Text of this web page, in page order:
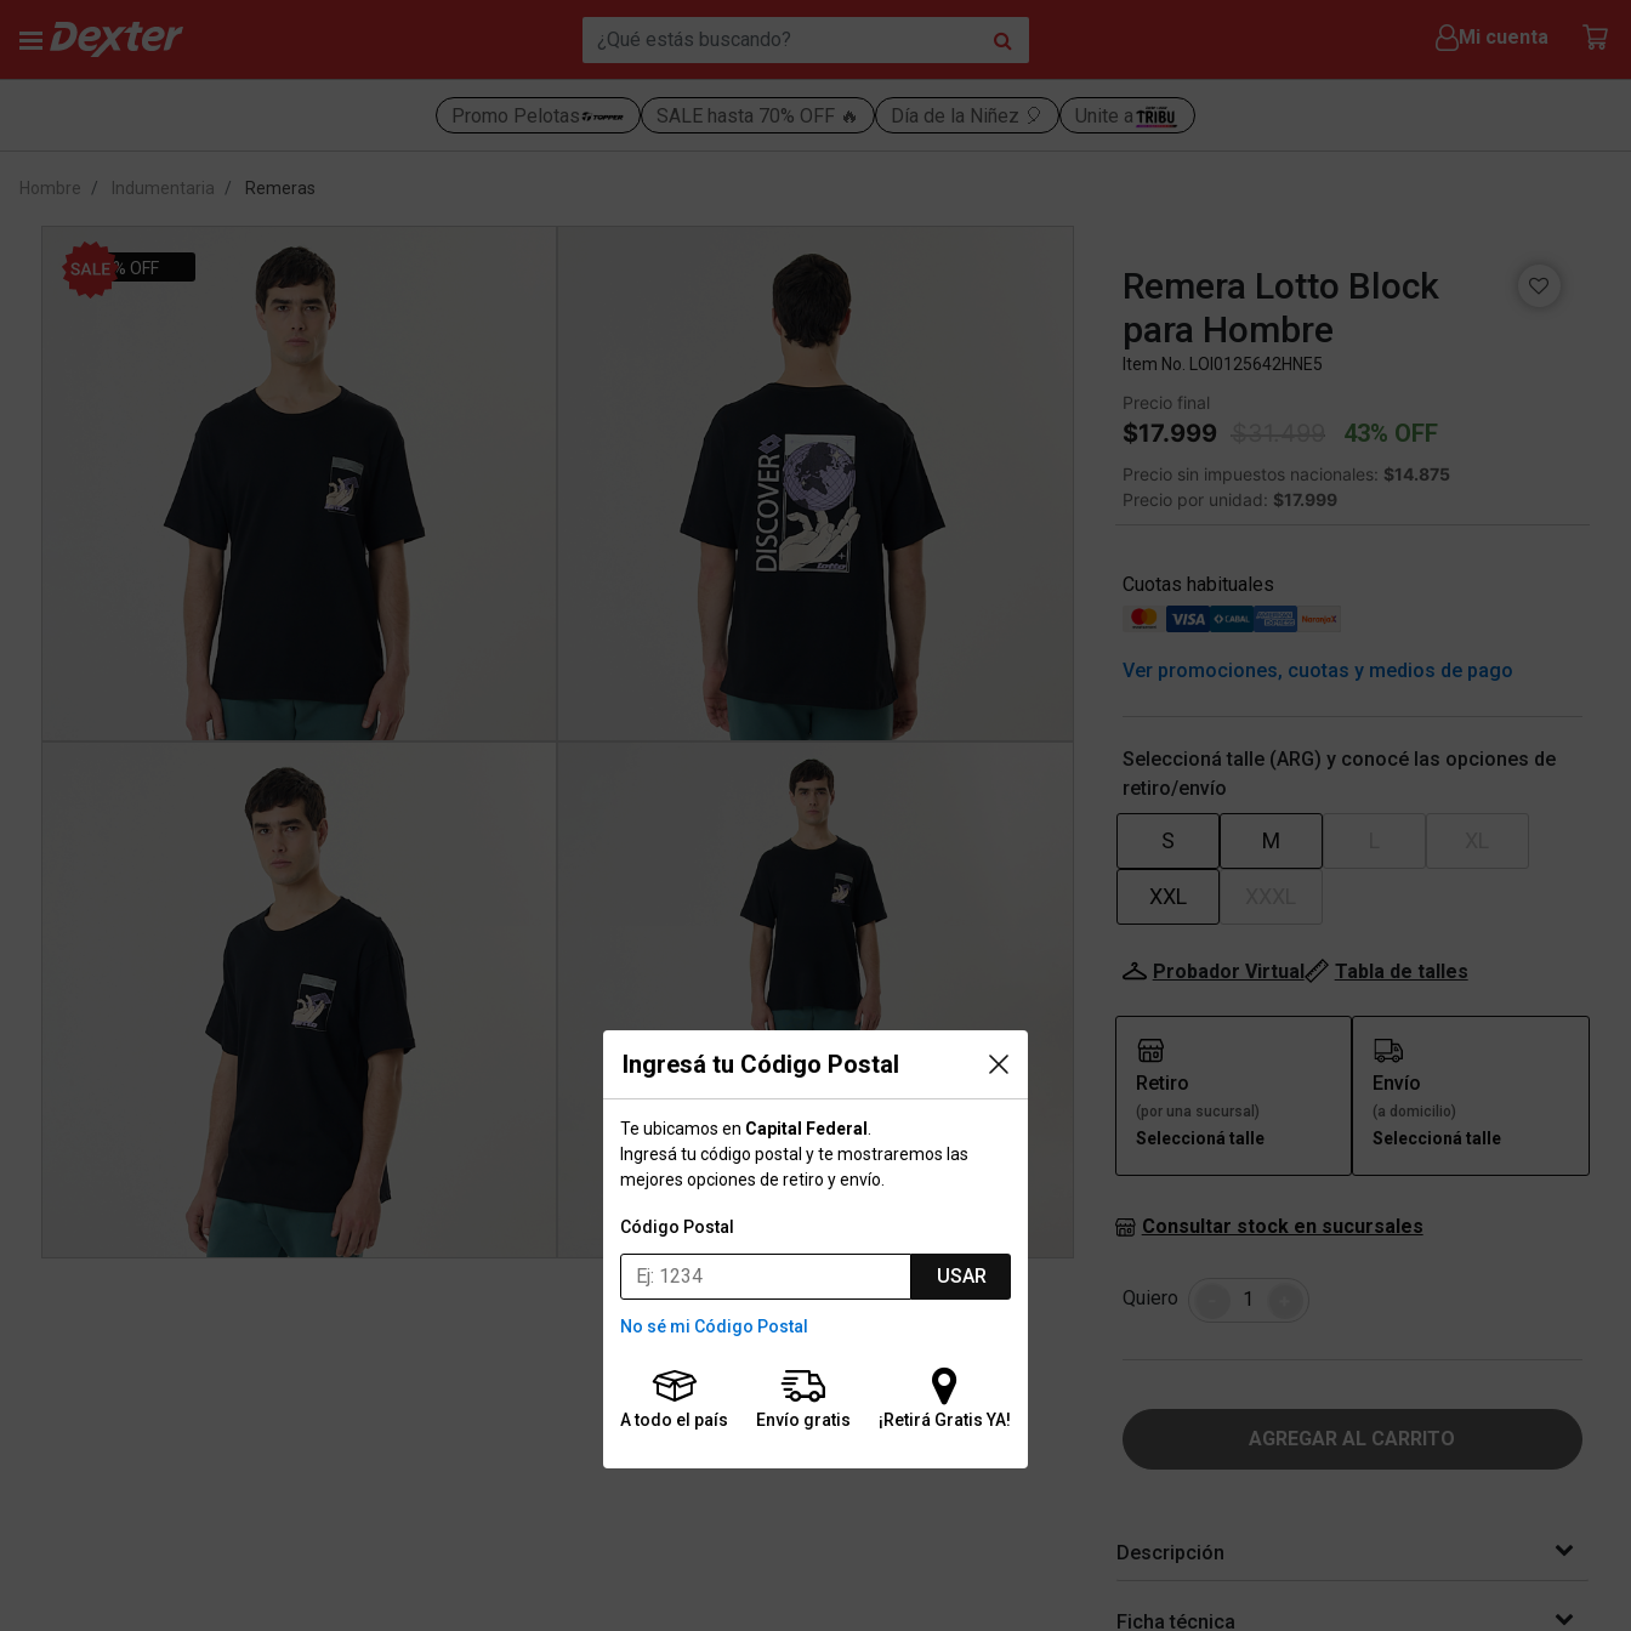
Mi cuenta
Promo Pelotas SALE hasta 70% OFF 🔥 Día de la Niñez 🎈 Unite a
Ingresá tu Código Postal
Te ubicamos en Capital Federal
Ingresá tu código postal y te mostraremos las
mejores opciones de retiro y envío.
Código Postal
USAR
No sé mi Código Postal
A todo el país Envío gratis ¡Retirá Gratis YA!
Hombre Indumentaria Remeras
42% OFF
Remera Lotto Block
para Hombre
Item No. LOI0125642HNE5
Precio final
$17.999 Price reduced from
$31.499 43% OFF
Precio sin impuestos nacionales: $14.875
Precio por unidad: $17.999
Cuotas habituales
Ver promociones, cuotas y medios de pago
Seleccioná talle (ARG) y conocé las opciones de
retiro/envío
S M
XXL
Probador Virtual Tabla de talles
Retiro
(por una sucursal)
Seleccioná talle
Envío
(a domicilio)
Seleccioná talle
Consultar stock en sucursales
Quiero Cantidad
AGREGAR AL CARRITO
Descripción
Ficha técnica